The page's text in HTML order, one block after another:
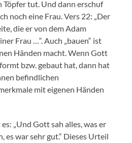
Töpfer tut. Und dann erschuf
noch eine Frau. Vers 22: „Der
die er von dem Adam
Frau …“. Auch „bauen“ ist
Händen macht. Wenn Gott
bzw. gebaut hat, dann hat
befindlichen
mit eigenen Händen
„Und Gott sah alles, was er
es war sehr gut.“ Dieses Urteil